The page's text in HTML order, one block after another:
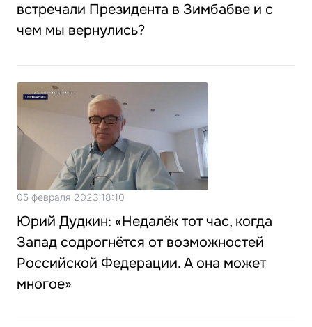
встречали Президента в Зимбабве и с
чем мы вернулись?
05 февраля 2023 18:10
Юрий Дудкин: «Недалёк тот час, когда
Запад содрогнётся от возможностей
Российской Федерации. А она может
многое»